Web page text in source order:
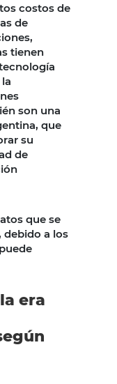
costos de
de
tienen
son una
que
su
de
que se
debido a los
era